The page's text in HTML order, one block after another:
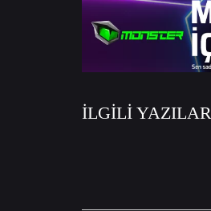
İLGİLİ YAZILAR